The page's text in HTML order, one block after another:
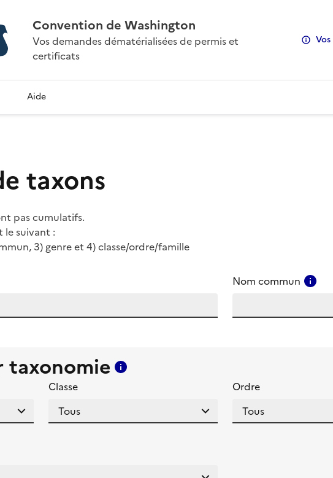
Convention de Washington
Vos demandes dématérialisées de permis et
certificats
Aide
taxons
pas cumulatifs.
le suivant :
3) genre et 4) classe/ordre/famille
Nom commun
taxonomie
Classe Ordre